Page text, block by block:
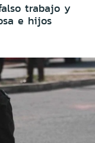
trabajo y
e hijos